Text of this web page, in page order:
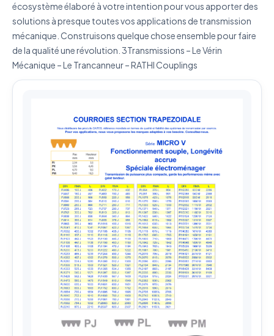
écosystème élaboré à votre intention pour vous apporter des
solutions à presque toutes vos applications de transmission
mécanique. Construisons quelque chose ensemble pour faire
de la qualité une révolution. 3Transmissions – Le Vérin
Mécanique – Le Trancanneur – RATHI Couplings
Envoyer ma demande de devis
Vos données sont protégées et ne seront jamais
partagées